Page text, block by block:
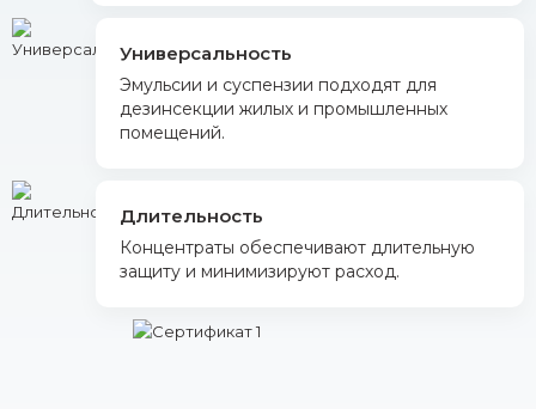
Универсальность
Эмульсии и суспензии подходят для
дезинсекции жилых и промышленных
помещений.
Длительность
Концентраты обеспечивают длительную
защиту и минимизируют расход.